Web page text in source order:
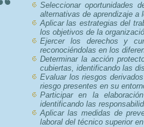
Seleccionar oportunidades
alternativas de aprendizaje a
Aplicar las estrategias del
los objetivos de la
Ejercer los derechos y
reconociéndolas en los
Determinar la acción
cubiertas, identificando las
Evaluar los riesgos
riesgo presentes en su
Participar en la
identificando las
Aplicar las medidas de
laboral del técnico superior